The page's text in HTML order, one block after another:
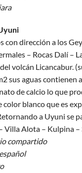
con dirección a los
– Rocas Dalí –
volcán Licancabur.
sus aguas contienen
de calcio lo que
color blanco que es
a Uyuni se
Villa Alota – Kulpina –
compartido